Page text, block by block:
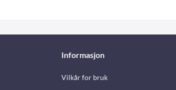
Informasjon
Vilkår for bruk